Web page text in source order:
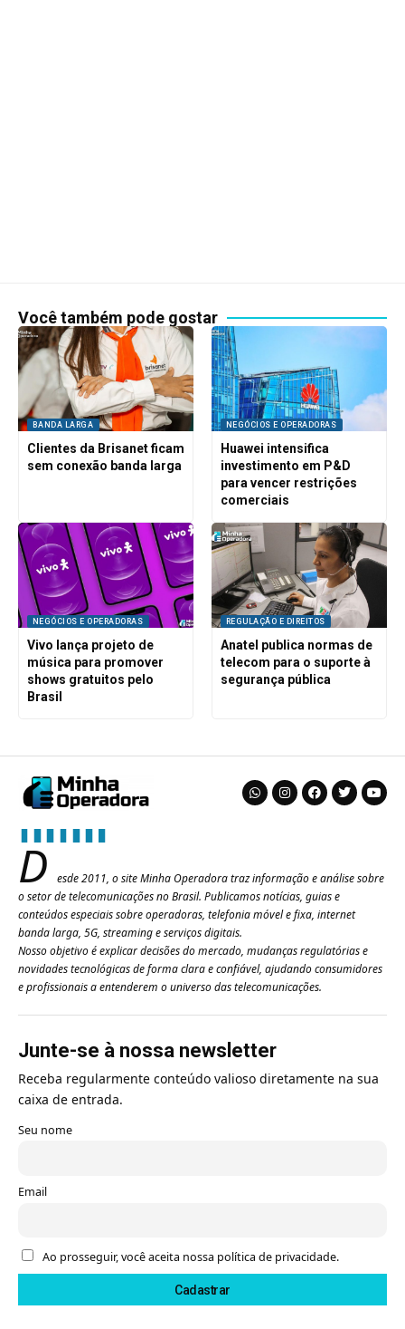
Você também pode gostar
BANDA LARGA
Clientes da Brisanet ficam
sem conexão banda larga
NEGÓCIOS E OPERADORAS
Huawei intensifica
investimento em P&D
para vencer restrições
comerciais
NEGÓCIOS E OPERADORAS
Vivo lança projeto de
música para promover
shows gratuitos pelo
Brasil
REGULAÇÃO E DIREITOS
Anatel publica normas de
telecom para o suporte à
segurança pública
D
esde 2011, o site Minha Operadora traz informação e análise sobre
o setor de telecomunicações no Brasil. Publicamos notícias, guias e
conteúdos especiais sobre operadoras, telefonia móvel e fixa, internet
banda larga, 5G, streaming e serviços digitais.
Nosso objetivo é explicar decisões do mercado, mudanças regulatórias e
novidades tecnológicas de forma clara e confiável, ajudando consumidores
e profissionais a entenderem o universo das telecomunicações.
Junte-se à nossa newsletter
Receba regularmente conteúdo valioso diretamente na sua
caixa de entrada.
Seu nome
Email
Ao prosseguir, você aceita nossa política de privacidade.